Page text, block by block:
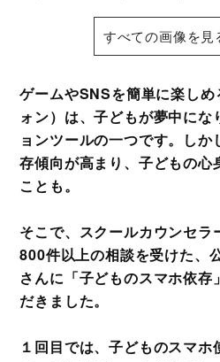
すべての画像を見
ゲームやSNSを簡単に楽し
ォン）は、子どもが夢中に
ョンツールの一つです。し
存傾向が高まり、子どもの心
ことも。
そこで、スクールカウンセラ
800件以上の相談を受けた、
さんに「子どものスマホ依存
だきました。
１回目では、子どものスマ